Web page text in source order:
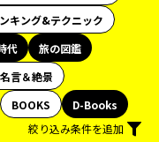
キング&テクニック
代
旅の図鑑
言＆絶景
BOOKS
D-Books
絞り込み条件を追加